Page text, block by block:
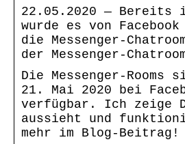
22.05.2020 — Bereits
wurde es von
die Messenger-
der Messenger-
Die Messenger-Rooms
21. Mai 2020 bei
verfügbar. Ich zeige
aussieht und
mehr im Blog-Beitrag!